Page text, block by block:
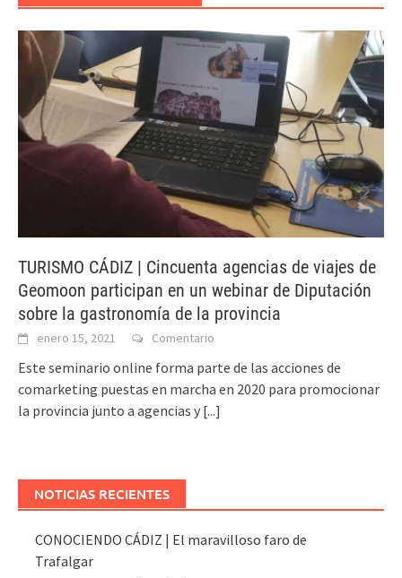
TURISMO CÁDIZ | Cincuenta agencias de viajes de
Geomoon participan en un webinar de Diputación
sobre la gastronomía de la provincia
enero 15, 2021 Comentario
Este seminario online forma parte de las acciones de
comarketing puestas en marcha en 2020 para promocionar
la provincia junto a agencias y [...]
NOTICIAS RECIENTES
CONOCIENDO CÁDIZ | El maravilloso faro de
Trafalgar